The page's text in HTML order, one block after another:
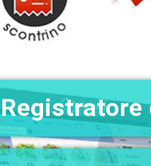
Registratore